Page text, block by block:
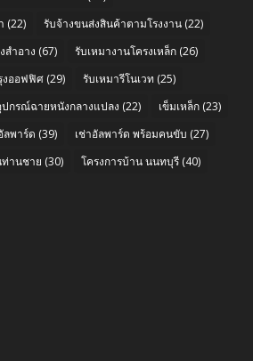
(22) รับจ้างขนส่งสินค้าตามโรงงาน (22)
สำอาง (67) รับเหมางานโครงเหล็ก (26)
งออฟฟิศ (29) รับเหมารีโนเวท (25)
ปกรณ์ฉายหนังกลางแปลง (22) เข็มเหล็ก (23)
ลพาร์ด (39) เช่าอัลพาร์ด พร้อมคนขับ (27)
านชาย (30) โครงการบ้าน นนทบุรี (40)